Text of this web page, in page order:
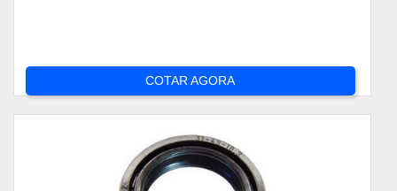
COTAR AGORA